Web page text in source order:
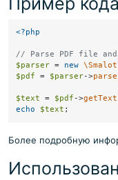
<?php
// Parse PDF file
$parser = new
$pdf = $parser->
$text = $pdf ->getText
echo
$text
Более подробную